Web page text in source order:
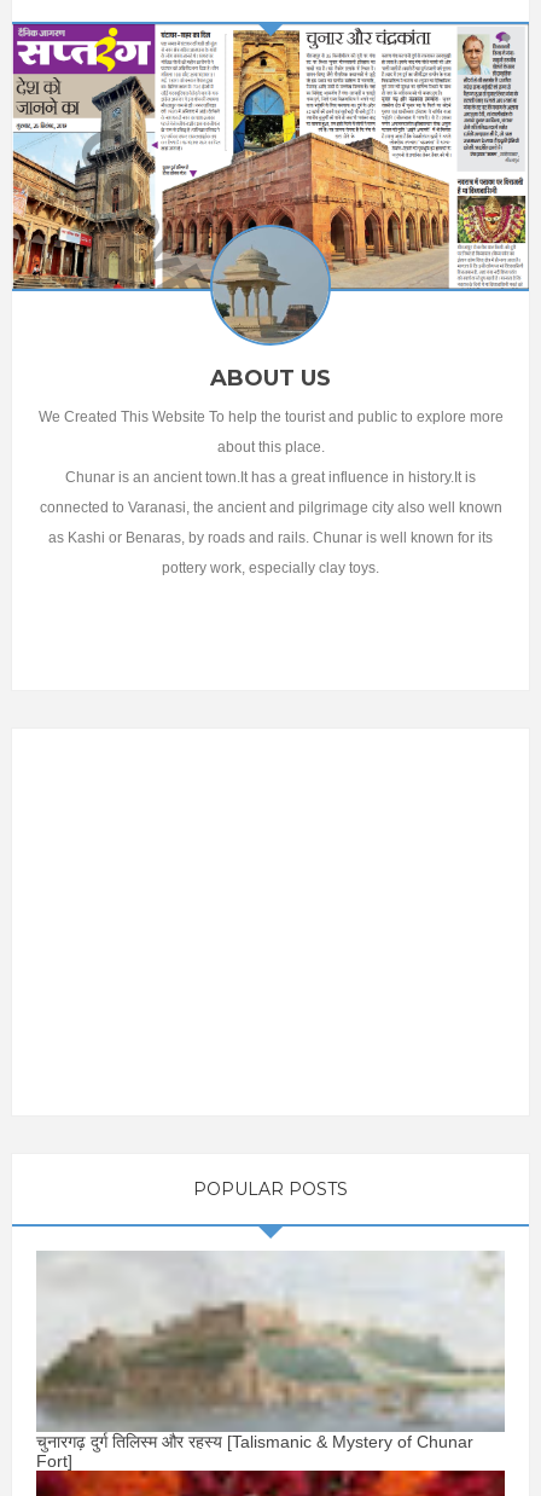
ABOUT US
We Created This Website To help the tourist and public to explore more
about this place.
Chunar is an ancient town.It has a great influence in history.It is
connected to Varanasi, the ancient and pilgrimage city also well known
as Kashi or Benaras, by roads and rails. Chunar is well known for its
pottery work, especially clay toys.
POPULAR POSTS
चुनारगढ़ दुर्ग तिलिस्म और रहस्य [Talismanic & Mystery of Chunar
Fort]